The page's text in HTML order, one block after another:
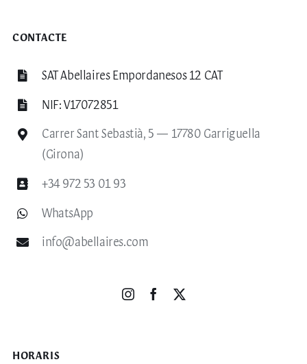
CONTACTE
SAT Abellaires Empordanesos 12 CAT
NIF: V17072851
Carrer Sant Sebastià, 5 — 17780 Garriguella
(Girona)
+34 972 53 01 93
WhatsApp
info@abellaires.com
HORARIS